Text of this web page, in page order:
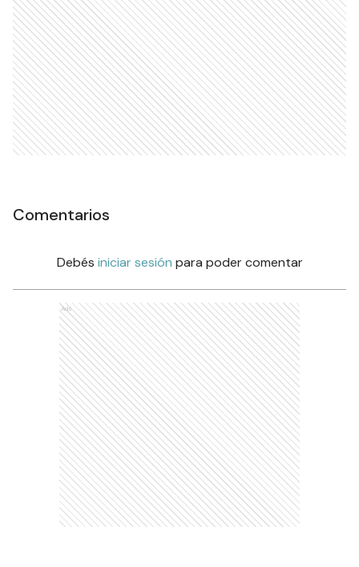
Comentarios
Debés iniciar sesión para poder comentar
Ads